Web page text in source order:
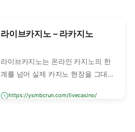
라이브카지노 – 라카지노
라이브카지노는 온라인 카지노의 한
계를 넘어 실제 카지노 현장을 그대로
지털 그래픽 게임이 아니라, 실제 딜
https://ysmbcrun.com/livecasino/